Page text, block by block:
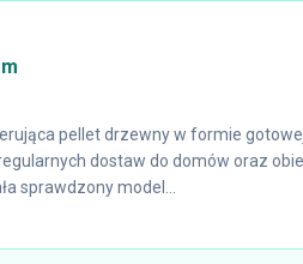
pellet drzewny w formie
dostaw do domów oraz
sprawdzony model...